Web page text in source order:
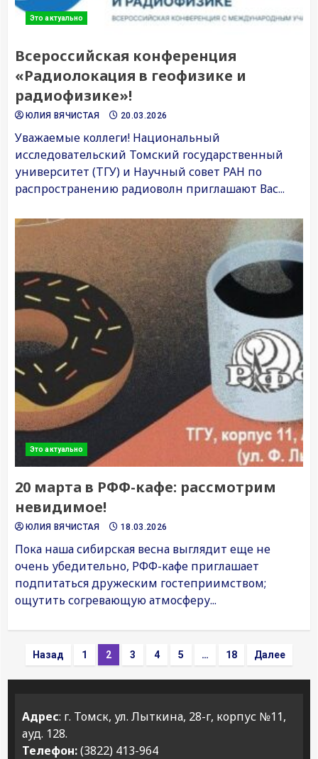
Это актуально
Всероссийская конференция
«Радиолокация в геофизике и
радиофизике»!
ЮЛИЯ ВЯЧИСТАЯ 20.03.2026
Уважаемые коллеги! Национальный
исследовательский Томский государственный
университет (ТГУ) и Научный совет РАН по
распространению радиоволн приглашают Вас...
Это актуально
20 марта в РФФ-кафе: рассмотрим
невидимое!
ЮЛИЯ ВЯЧИСТАЯ 18.03.2026
Пока наша сибирская весна выглядит еще не
очень убедительно, РФФ-кафе приглашает
подпитаться дружеским гостеприимством;
ощутить согревающую атмосферу...
Пагинация
записей
Назад 1 2 3 4 5 … 18 Далее
Адрес: г. Томск, ул. Лыткина, 28-г, корпус №11,
ауд. 128.
Телефон:(3822) 413-964